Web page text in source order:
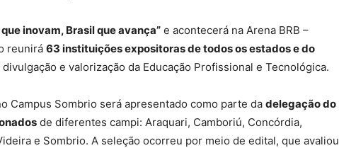
inovam, Brasil que avança” e acontecerá na Arena BRB –
reunirá 63 instituições expositoras de todos os estados e do
e valorização da Educação Profissional e Tecnológica.
Campus Sombrio será apresentado como parte da delegação do
de diferentes campi: Araquari, Camboriú, Concórdia,
e Sombrio. A seleção ocorreu por meio de edital, que avaliou